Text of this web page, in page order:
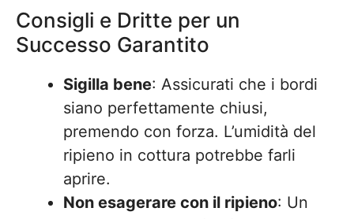
Consigli e Dritte per un
Successo Garantito
Sigilla bene: Assicurati che i bordi
siano perfettamente chiusi,
premendo con forza. L’umidità del
ripieno in cottura potrebbe farli
aprire.
Non esagerare con il ripieno: Un